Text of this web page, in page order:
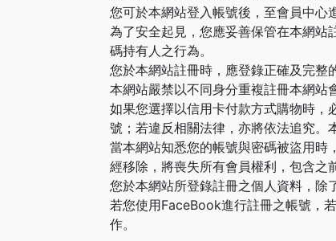
您可於本網站登入帳號後，至會員中心
為了安全起見，您應妥善保管在本網站
碼持有人之行為。
您於本網站註冊時，應登錄正確及完整
本網站嚴禁以不同身分重複註冊本網站
如果您選擇以信用卡付款方式購物時，
號；若違反相關法律，亦將依法追究。
當本網站知悉您的帳號與密碼被盜用時
經移除，將喪失所有會員權利，包含之
您於本網站所登錄註冊之個人資料，除
若您使用FaceBook進行註冊之帳號，
作。